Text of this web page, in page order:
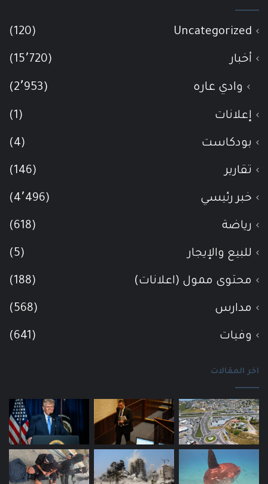
Uncategorized
(120)
أخبار (15٬720)
وادي عاره (2٬953)
إعلانات (1)
بودكاست (4)
تقارير (146)
خبر رئيسي (4٬496)
رياضة (618)
للبيع والإيجار (5)
محتوى ممول (اعلانات) (188)
مدارس (568)
وفيات (641)
اخر المقالات